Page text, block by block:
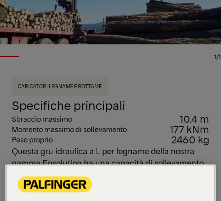
1/1
CARICATORI LEGNAME E ROTTAME
Specifiche principali
Sbraccio massimo 10.4 m
Momento massimo di sollevamento 177 kNm
Peso proprio 2460 kg
Questa gru idraulica a L per legname della nostra
gamma Epsolution ha una capacità di sollevamento
di 18 tonnellate metriche ed è disponibile con
braccio di quattro lunghezze: 8,0 m, 8,3 m, 9,7 m e